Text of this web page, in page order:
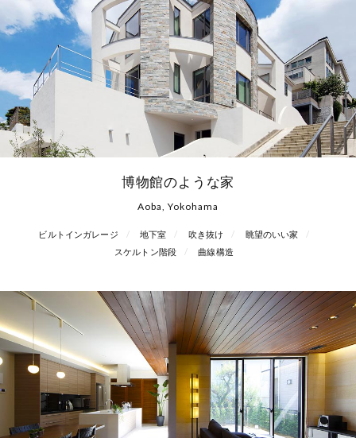
博物館のような家
Aoba, Yokohama
ビルトインガレージ 地下室 吹き抜け
眺望のいい家
スケルトン階段
曲線構造